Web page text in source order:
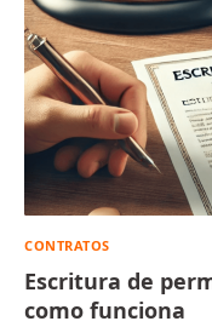
CONTRATOS
Escritura de
como funciona